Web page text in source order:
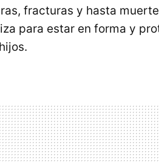
fracturas y hasta
para estar en forma y